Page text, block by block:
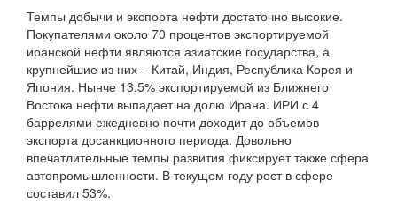
Темпы добычи и экспорта нефти достаточно высокие.
Покупателями около 70 процентов экспортируемой
иранской нефти являются азиатские государства, а
крупнейшие из них – Китай, Индия, Республика Корея и
Япония. Нынче 13.5% экспортируемой из Ближнего
Востока нефти выпадает на долю Ирана. ИРИ с 4
баррелями ежедневно почти доходит до объемов
экспорта досанкционного периода. Довольно
впечатлительные темпы развития фиксирует также сфера
автопромышленности. В текущем году рост в сфере
составил 53%.